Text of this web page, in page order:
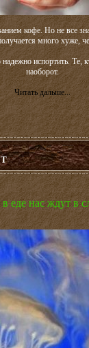
кофе. Но не все
много хуже,
испортить. Те,
наоборот.
Читать дальше...
еде нас ждут в